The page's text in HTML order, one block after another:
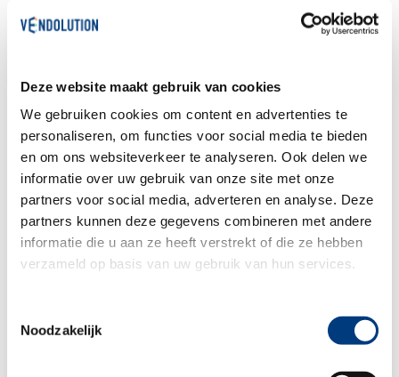
Deze website maakt gebruik van cookies
We gebruiken cookies om content en advertenties te
personaliseren, om functies voor social media te bieden
en om ons websiteverkeer te analyseren. Ook delen we
informatie over uw gebruik van onze site met onze
partners voor social media, adverteren en analyse. Deze
partners kunnen deze gegevens combineren met andere
informatie die u aan ze heeft verstrekt of die ze hebben
verzameld op basis van uw gebruik van hun services.
Noodzakelijk
kopen of huren?
Het aanschaffen van een drogisterij
automaat voelt misschien als een grote stap.
Hoe werkt zo’n machine precies? Zullen
klanten er gebruik van maken? En is de locatie
maanden huren. Tijdens deze periode betaalt